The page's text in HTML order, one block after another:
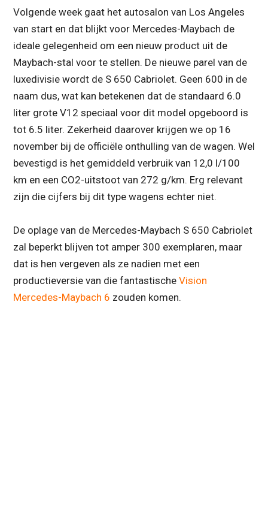
Volgende week gaat het autosalon van Los Angeles
van start en dat blijkt voor Mercedes-Maybach de
ideale gelegenheid om een nieuw product uit de
Maybach-stal voor te stellen. De nieuwe parel van de
luxedivisie wordt de S 650 Cabriolet. Geen 600 in de
naam dus, wat kan betekenen dat de standaard 6.0
liter grote V12 speciaal voor dit model opgeboord is
tot 6.5 liter. Zekerheid daarover krijgen we op 16
november bij de officiële onthulling van de wagen. Wel
bevestigd is het gemiddeld verbruik van 12,0 l/100
km en een CO2-uitstoot van 272 g/km. Erg relevant
zijn die cijfers bij dit type wagens echter niet.
De oplage van de Mercedes-Maybach S 650 Cabriolet
zal beperkt blijven tot amper 300 exemplaren, maar
dat is hen vergeven als ze nadien met een
productieversie van die fantastische Vision
Mercedes-Maybach 6 zouden komen.